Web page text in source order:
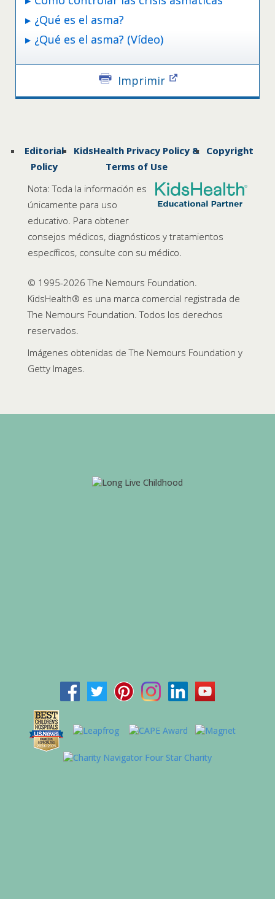
¿Qué es el asma?
¿Qué es el asma? (Vídeo)
Imprimir
Editorial
Policy
KidsHealth Privacy Policy &
Terms of Use
Copyright
Nota: Toda la información es
únicamente para uso
educativo. Para obtener
consejos médicos, diagnósticos y tratamientos
específicos, consulte con su médico.
© 1995-2026 The Nemours Foundation.
KidsHealth® es una marca comercial registrada de
The Nemours Foundation. Todos los derechos
reservados.
Imágenes obtenidas de The Nemours Foundation y
Getty Images.